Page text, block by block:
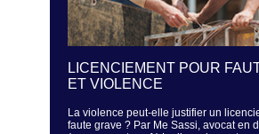
LICENCIEMENT POUR
ET VIOLENCE
La violence peut-elle justifier un
faute grave ? Par Me Sassi, avocat en